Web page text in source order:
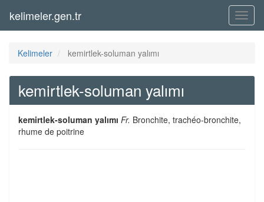
Menü
kelimeler.gen.tr
Kelimeler kemirtlek-soluman yalımı
kemirtlek-soluman yalımı
kemirtlek-soluman yalımı Fr. Bronchite, trachéo-bronchite,
rhume de poitrine